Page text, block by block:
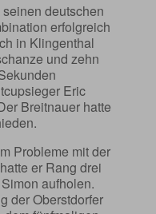
deutschen
erfolgreich
in Klingenthal
und zehn
Eric
Breitnauer hatte
Probleme mit der
er Rang drei
aufholen.
der Oberstdorfer